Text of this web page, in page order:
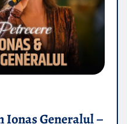
Generalul –